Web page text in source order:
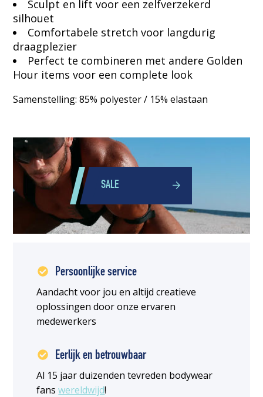
Sculpt en lift voor een zelfverzekerd
silhouet
Comfortabele stretch voor langdurig
draagplezier
Perfect te combineren met andere Golden
Hour items voor een complete look
Samenstelling: 85% polyester / 15% elastaan
SALE
Persoonlijke service
Aandacht voor jou en altijd creatieve
oplossingen door onze ervaren
medewerkers
Eerlijk en betrouwbaar
Al 15 jaar duizenden tevreden bodywear
fanswereldwijd!